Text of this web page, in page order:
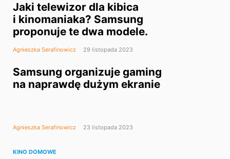
Jaki telewizor dla kibica
i kinomaniaka? Samsung
proponuje te dwa modele.
Agnieszka Serafinowicz 29 listopada 2023
Samsung organizuje gaming
na naprawdę dużym ekranie
Agnieszka Serafinowicz 23 listopada 2023
KINO DOMOWE